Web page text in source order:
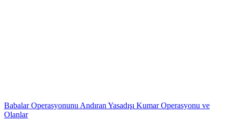
Babalar Operasyonunu Andıran Yasadışı Kumar Operasyonu ve
Olanlar